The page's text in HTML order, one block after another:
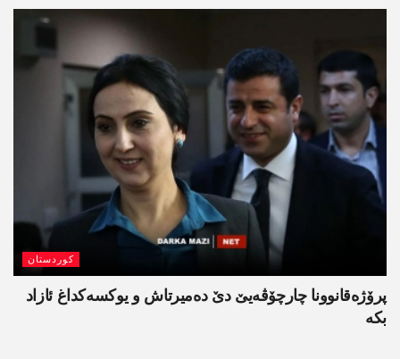
کوردستان
پرۆژەقانوونا چارچۆڤەیێ دێ دەمیرتاش و یوکسەکداغ ئازاد
بکە